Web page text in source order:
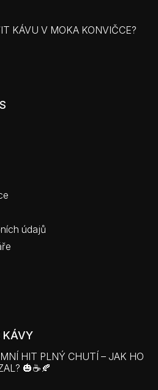
KÁVU V MOKA KONVIČCE?
údajů
KÁVY
HIT PLNÝ CHUTÍ – JAK HO
🎃☕🍂